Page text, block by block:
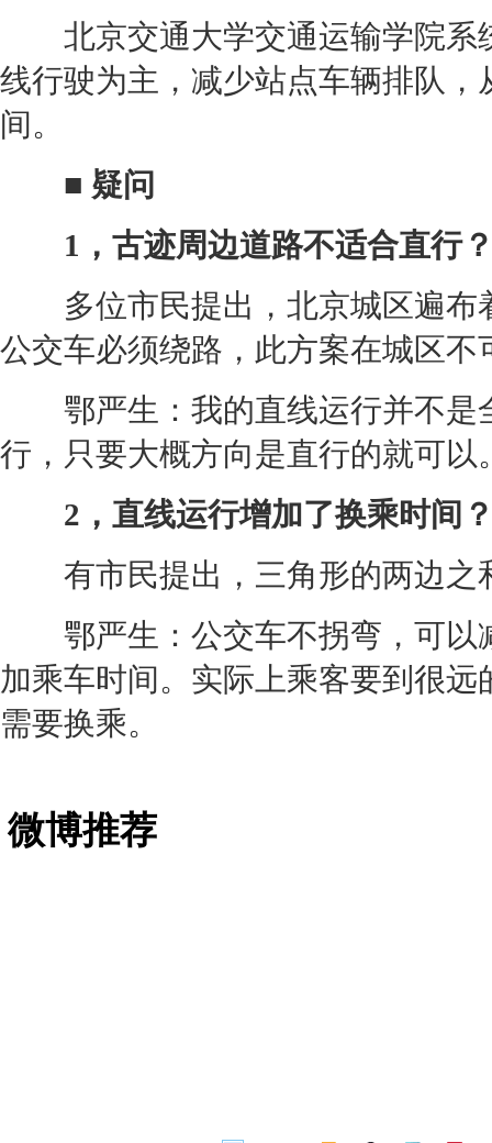
北京交通大学交通运输学院系
线行驶为主，减少站点车辆排队
间。
■ 疑问
1，古迹周边道路不适合直行
多位市民提出，北京城区遍布
公交车必须绕路，此方案在城区不
鄂严生：我的直线运行并不是
行，只要大概方向是直行的就可
2，直线运行增加了换乘时间
有市民提出，三角形的两边之
鄂严生：公交车不拐弯，可以
加乘车时间。实际上乘客要到很
需要换乘。
微博推荐